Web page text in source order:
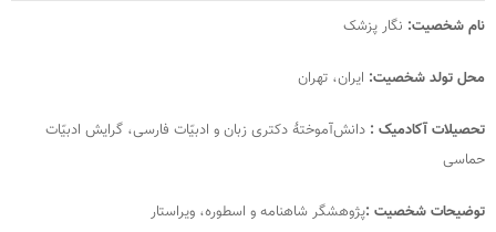
نام شخصیت: نگار پزشک
محل تولد شخصیت: ایران، تهران
تحصیلات آکادمیک : دانش‌آموختهٔ دکتری زبان و ادبیّات فارسی، گرایش ادبیّات
حماسی
توضیحات شخصیت :پژوهشگر شاهنامه و اسطوره، ویراستار